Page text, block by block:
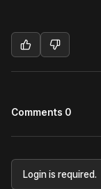
Comments 0
Login is required.